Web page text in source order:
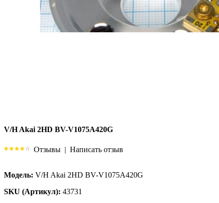
V/H Akai 2HD BV-V1075A420G
Отзывы | Написать отзыв
Модель: V/H Akai 2HD BV-V1075A420G
SKU (Артикул): 43731